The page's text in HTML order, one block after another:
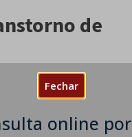
Fechar
online por
de
de